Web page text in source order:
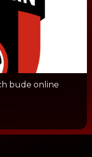
bude online